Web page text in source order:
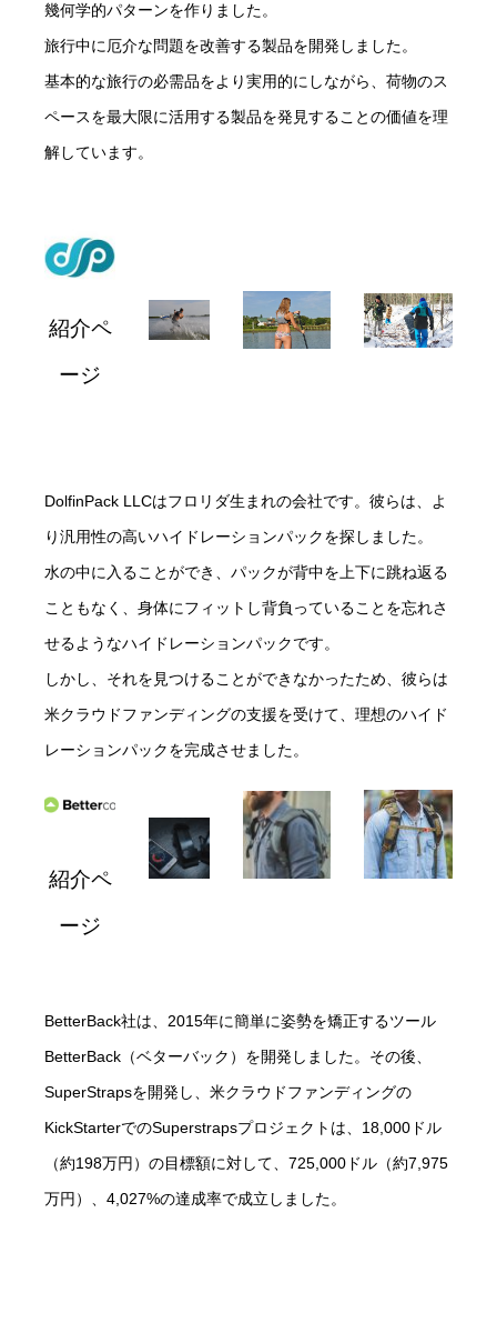
幾何学的パターンを作りました。
旅行中に厄介な問題を改善する製品を開発しました。
基本的な旅行の必需品をより実用的にしながら、荷物のス
ペースを最大限に活用する製品を発見することの価値を理
解しています。
紹介ペ
ージ
DolfinPack LLCはフロリダ生まれの会社です。彼らは、よ
り汎用性の高いハイドレーションパックを探しました。
水の中に入ることができ、パックが背中を上下に跳ね返る
こともなく、身体にフィットし背負っていることを忘れさ
せるようなハイドレーションパックです。
しかし、それを見つけることができなかったため、彼らは
米クラウドファンディングの支援を受けて、理想のハイド
レーションパックを完成させました。
紹介ペ
ージ
BetterBack社は、2015年に簡単に姿勢を矯正するツール
BetterBack（ベターバック）を開発しました。その後、
SuperStrapsを開発し、米クラウドファンディングの
KickStarterでのSuperstrapsプロジェクトは、18,000ドル
（約198万円）の目標額に対して、725,000ドル（約7,975
万円）、4,027%の達成率で成立しました。